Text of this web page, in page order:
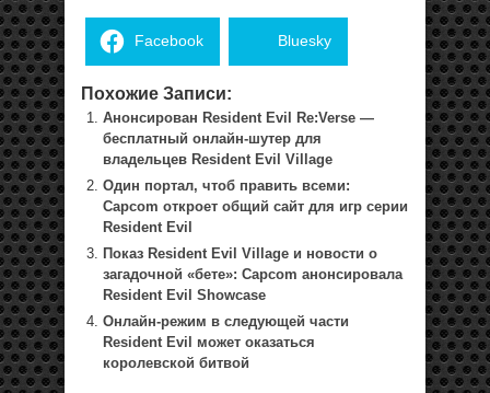
Facebook Bluesky
Похожие Записи:
Анонсирован Resident Evil Re:Verse —
бесплатный онлайн-шутер для
владельцев Resident Evil Village
Один портал, чтоб править всеми:
Capcom откроет общий сайт для игр серии
Resident Evil
Показ Resident Evil Village и новости о
загадочной «бете»: Capcom анонсировала
Resident Evil Showcase
Онлайн-режим в следующей части
Resident Evil может оказаться
королевской битвой